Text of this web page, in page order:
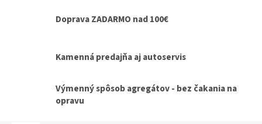
Doprava ZADARMO nad 100€
Kamenná predajňa aj autoservis
Výmenný spôsob agregátov - bez čakania na
opravu